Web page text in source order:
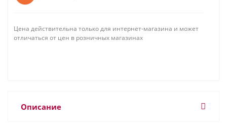
Цена действительна только для интернет-магазина и может
отличаться от цен в розничных магазинах
Описание